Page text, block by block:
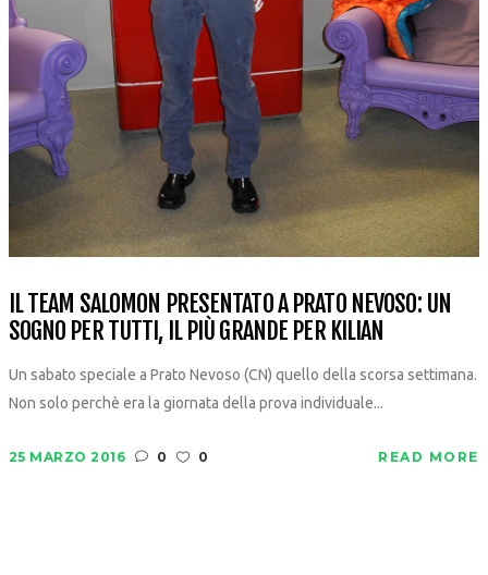
IL TEAM SALOMON PRESENTATO A PRATO NEVOSO: UN
SOGNO PER TUTTI, IL PIÙ GRANDE PER KILIAN
Un sabato speciale a Prato Nevoso (CN) quello della scorsa settimana.
Non solo perchè era la giornata della prova individuale...
25 MARZO 2016 0 0 READ MORE